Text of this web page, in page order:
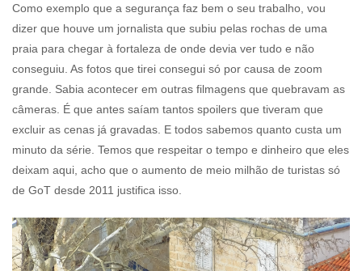
Como exemplo que a segurança faz bem o seu trabalho, vou
dizer que houve um jornalista que subiu pelas rochas de uma
praia para chegar à fortaleza de onde devia ver tudo e não
conseguiu. As fotos que tirei consegui só por causa de zoom
grande. Sabia acontecer em outras filmagens que quebravam as
câmeras. É que antes saíam tantos spoilers que tiveram que
excluir as cenas já gravadas. E todos sabemos quanto custa um
minuto da série. Temos que respeitar o tempo e dinheiro que eles
deixam aqui, acho que o aumento de meio milhão de turistas só
de GoT desde 2011 justifica isso.